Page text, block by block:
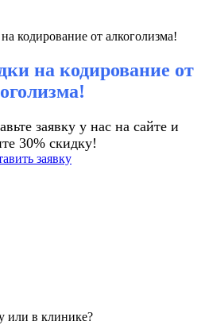
на кодирование от
заявку у нас на сайте и
30% скидку!
заявку
или в клинике?